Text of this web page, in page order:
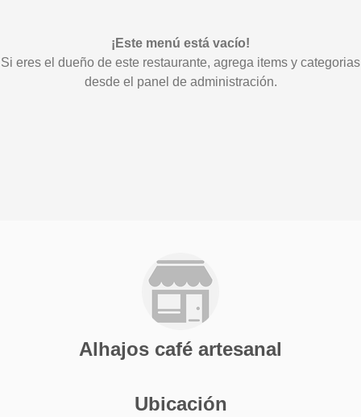
¡Este menú está vacío!
Si eres el dueño de este restaurante, agrega items y categorias
desde el panel de administración.
Alhajos café artesanal
Ubicación